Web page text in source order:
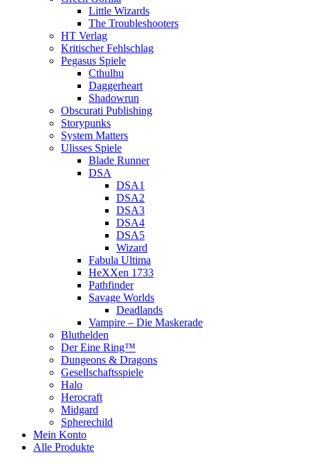
Little Wizards
The Troubleshooters
HT Verlag
Kritischer Fehlschlag
Pegasus Spiele
Cthulhu
Daggerheart
Shadowrun
Obscurati Publishing
Storypunks
System Matters
Ulisses Spiele
Blade Runner
DSA
DSA1
DSA2
DSA3
DSA4
DSA5
Wizard
Fabula Ultima
HeXXen 1733
Pathfinder
Savage Worlds
Deadlands
Vampire – Die Maskerade
Bluthelden
Der Eine Ring™
Dungeons & Dragons
Gesellschaftsspiele
Halo
Herocraft
Midgard
Spherechild
Mein Konto
Alle Produkte